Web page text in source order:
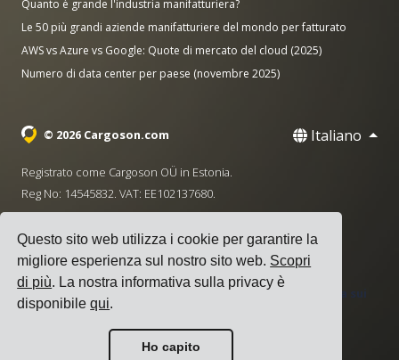
Questo sito web utilizza i cookie per garantire la
migliore esperienza sul nostro sito web. Scopri
di più. La nostra informativa sulla privacy è
disponibilequi.
Ho capito
Quanto è grande l'industria manifatturiera?
Le 50 più grandi aziende manifatturiere del mondo per fatturato
AWS vs Azure vs Google: Quote di mercato del cloud (2025)
Numero di data center per paese (novembre 2025)
© 2026 Cargoson.com Italiano
Registrato come Cargoson OÜ in Estonia.
Reg No: 14545832. VAT: EE102137680.
+372 5555 0028
·
Termini di Servizio Informativa sulla Privacy
Politica sui
Cookie